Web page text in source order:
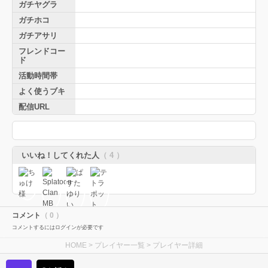
ガチヤグラ
ガチホコ
ガチアサリ
フレンドコー
ド
活動時間帯
よく使うブキ
配信URL
いいね！してくれた人 （ 4 ）
コメント （ 0 ）
コメントするにはログインが必要です
HOME > プレイヤー一覧 > プレイヤー詳細